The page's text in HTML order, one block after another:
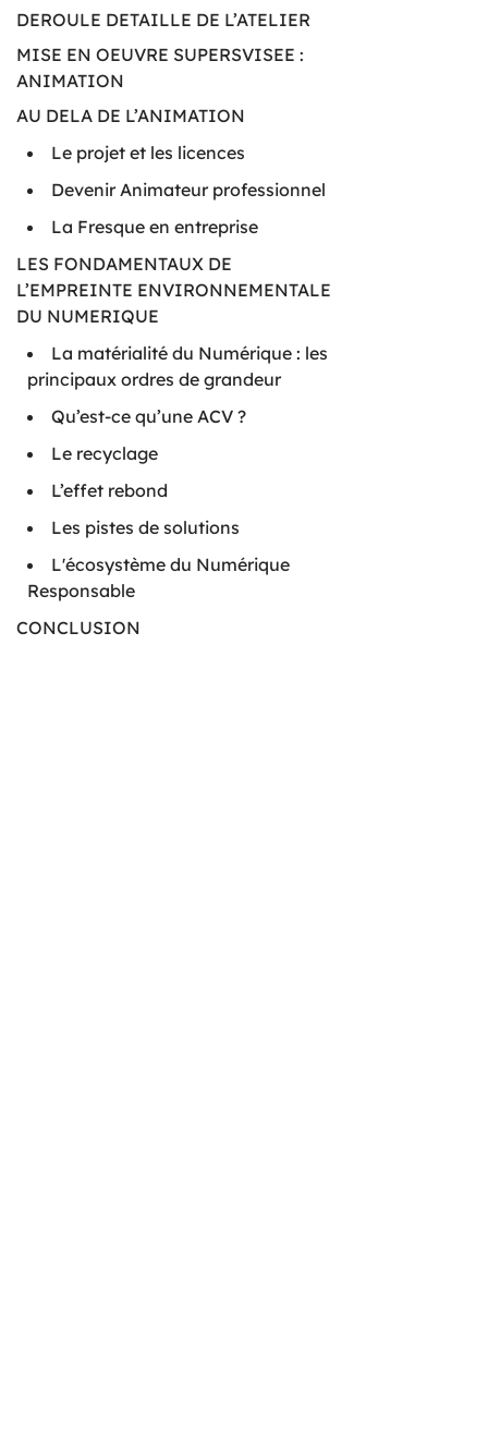
DEROULE DETAILLE DE L’ATELIER
MISE EN OEUVRE SUPERSVISEE :
ANIMATION
AU DELA DE L’ANIMATION
Le projet et les licences
Devenir Animateur professionnel
La Fresque en entreprise
LES FONDAMENTAUX DE
L’EMPREINTE ENVIRONNEMENTALE
DU NUMERIQUE
La matérialité du Numérique : les
principaux ordres de grandeur
Qu’est-ce qu’une ACV ?
Le recyclage
L’effet rebond
Les pistes de solutions
L'écosystème du Numérique
Responsable
CONCLUSION